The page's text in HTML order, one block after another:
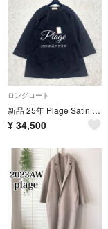
ロングコート
新品 25年 Plage Satin Round Neck コート 定価4.4
¥ 34,500